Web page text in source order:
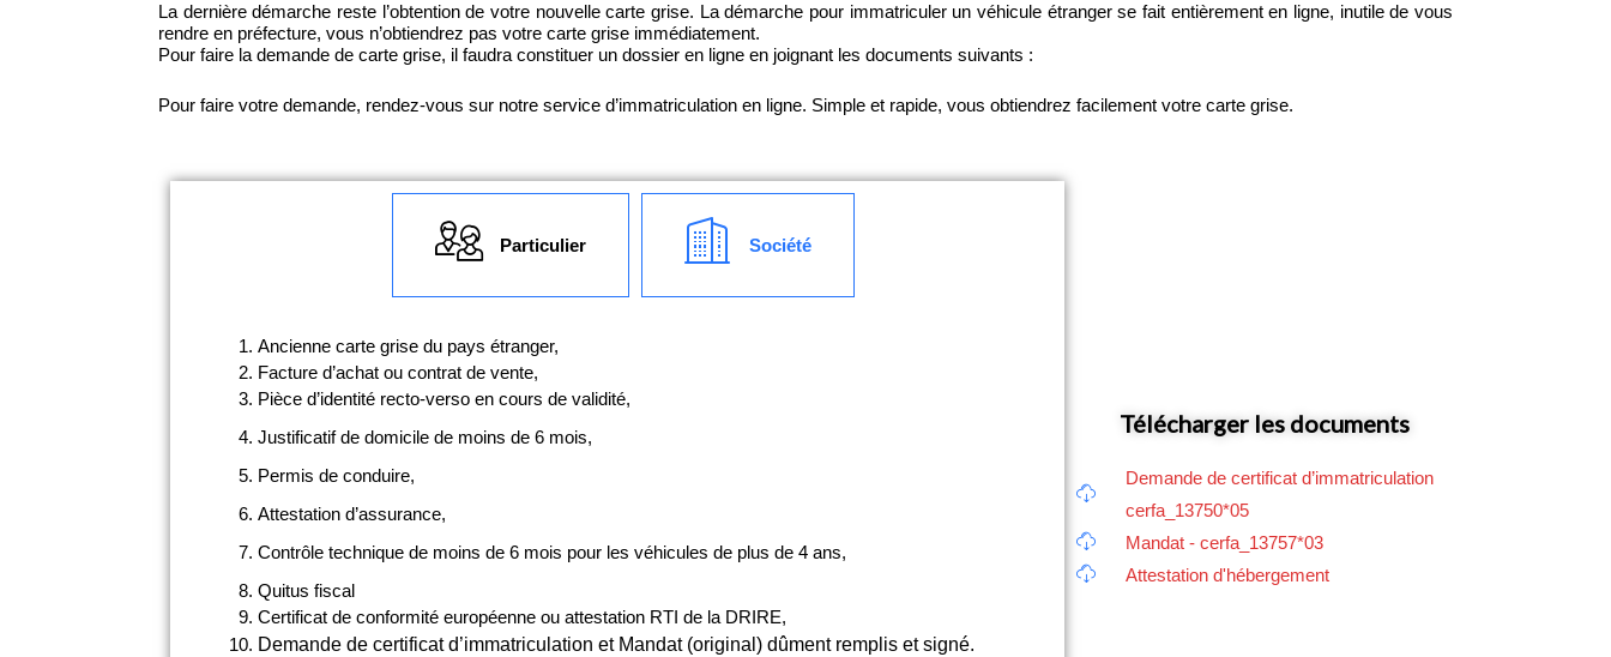
La dernière démarche reste l’obtention de votre nouvelle carte grise. La démarche pour immatriculer un véhicule étranger se fait entièrement en ligne, inutile de vous
rendre en préfecture, vous n’obtiendrez pas votre carte grise immédiatement.
Pour faire la demande de carte grise, il faudra constituer un dossier en ligne en joignant les documents suivants :
Pour faire votre demande, rendez-vous sur notre service d’immatriculation en ligne. Simple et rapide, vous obtiendrez facilement votre carte grise.
Particulier Société
Ancienne carte grise du pays étranger,
Facture d’achat ou contrat de vente,
Pièce d’identité recto-verso en cours de validité,
Justificatif de domicile de moins de 6 mois,
Permis de conduire,
Attestation d’assurance,
Contrôle technique de moins de 6 mois pour les véhicules de plus de 4 ans,
Quitus fiscal
Certificat de conformité européenne ou attestation RTI de la DRIRE,
Demande de certificat d’immatriculation et Mandat (original) dûment remplis et signé.
Télécharger les documents
Demande de certificat d’immatriculation
cerfa_13750*05
Mandat - cerfa_13757*03
Attestation d'hébergement